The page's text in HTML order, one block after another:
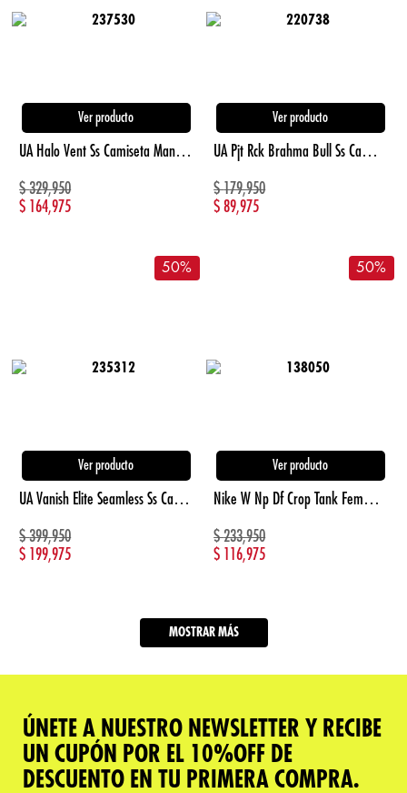
Ver producto
UA Halo Vent Ss Camiseta Manga Corta negro de hombre para entrenamiento
$329,950
$ 164,975
Ver producto
UA Pjt Rck Brahma Bull Ss Camiseta Manga Corta rosado de hombre lifestyle
$179,950
$89,975
50%
Ver producto
UA Vanish Elite Seamless Ss Camiseta Manga Corta azul de hombre para entrenamiento
$399,950
$ 199,975
50%
Ver producto
Nike W Np Df Crop Tank Femme Camiseta Manga Sisa morado de mujer para entrenamiento
$233,950
$ 116,975
MOSTRAR MÁS
ÚNETE A NUESTRO NEWSLETTER Y RECIBE
UN CUPÓN POR EL 10%OFF DE
DESCUENTO EN TU PRIMERA COMPRA.